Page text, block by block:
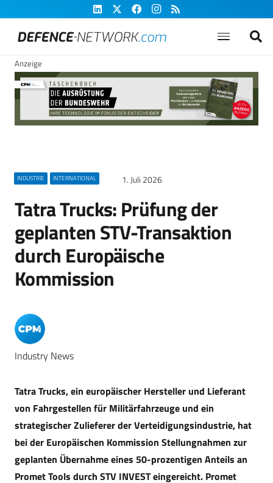
Anzeige
INDUSTRIE INTERNATIONAL 1. Juli 2026
Tatra Trucks: Prüfung der
geplanten STV-Transaktion
durch Europäische
Kommission
Industry News
Tatra Trucks, ein europäischer Hersteller und Lieferant
von Fahrgestellen für Militärfahrzeuge und ein
strategischer Zulieferer der Verteidigungsindustrie, hat
bei der Europäischen Kommission Stellungnahmen zur
geplanten Übernahme eines 50-prozentigen Anteils an
Promet Tools durch STV INVEST eingereicht. Promet